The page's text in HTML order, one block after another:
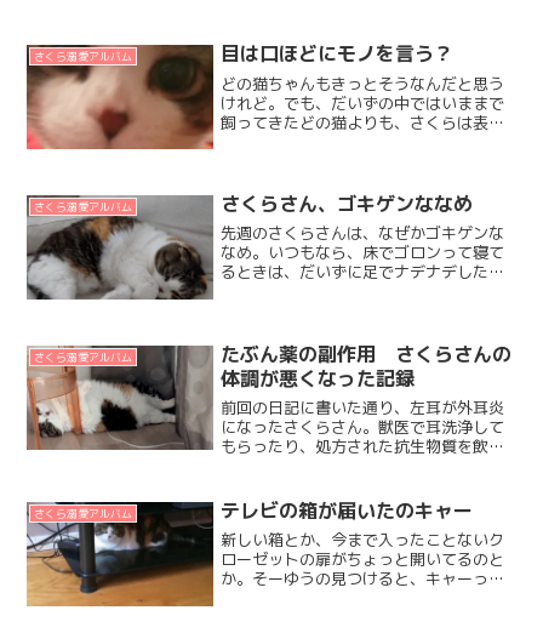
さくら溺愛アルバム 目は口ほどにモノを言う？
どの猫ちゃんもきっとそうなんだと思う
けれど。でも、だいずの中ではいままで
飼ってきたどの猫よりも、さくらは表情
て比べてみたよ。愛しすぎ...
さくら溺愛アルバム さくらさん、ゴキゲンななめ
先週のさくらさんは、なぜかゴキゲンな
なめ。いつもなら、床でゴロンって寝て
るときは、だいずに足でナデナデしたり
の下に入っちゃうの。夜...
さくら溺愛アルバム
たぶん薬の副作用 さくらさんの
体調が悪くなった記録
前回の日記に書いた通り、左耳が外耳炎
になったさくらさん。獣医で耳洗浄して
もらったり、処方された抗生物質を飲ん
着いたところで肌に湿疹が出たりして。
体調が戻るまでに1週間...
さくら溺愛アルバム テレビの箱が届いたのキャー
新しい箱とか、今まで入ったことないク
ローゼットの扉がちょっと開いてるのと
か。そーゆうの見つけると、キャーって